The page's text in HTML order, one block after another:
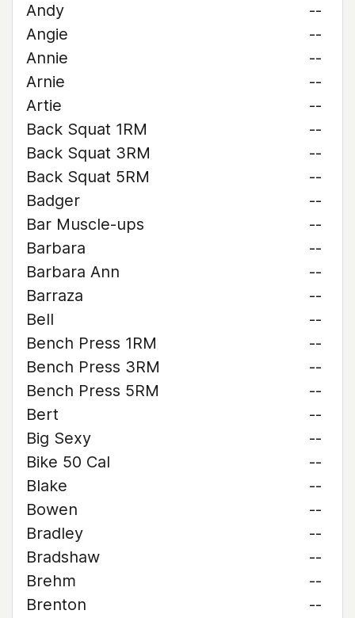
Andy
--
Angie
--
Annie
--
Arnie
--
Artie
--
Back Squat 1RM
--
Back Squat 3RM
--
Back Squat 5RM
--
Badger
--
Bar Muscle-ups
--
Barbara
--
Barbara Ann
--
Barraza
--
Bell
--
Bench Press 1RM
--
Bench Press 3RM
--
Bench Press 5RM
--
Bert
--
Big Sexy
--
Bike 50 Cal
--
Blake
--
Bowen
--
Bradley
--
Bradshaw
--
Brehm
--
Brenton
--